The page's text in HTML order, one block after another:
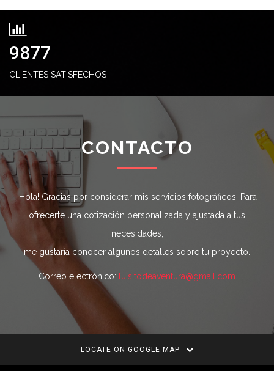
10000
CLIENTES SATISFECHOS
CONTACTO
¡Hola! Gracias por considerar mis servicios fotográficos. Para
ofrecerte una cotización personalizada y ajustada a tus
necesidades,
me gustaría conocer algunos detalles sobre tu proyecto.
Correo electrónico: luisitodeaventura@gmail.com
LOCATE ON GOOGLE MAP